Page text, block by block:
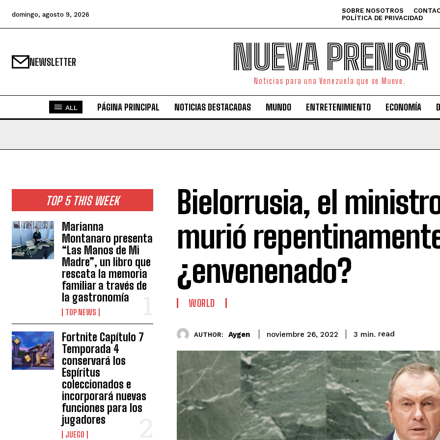
domingo, agosto 9, 2026 SOBRE NOSOTROS
POLÍTICA DE PRIVACIDAD
NEWSLETTER NUEVA PRENSA
Noticias para una Venezuela que se Mueve.
ALL PÁGINA PRINCIPAL NOTICIAS DESTACADAS MUNDO ENTRETENIMIENTO ECONOMÍA
TOP 5 THIS WEEK
Marianna
Montanaro presenta
“Las Manos de Mi
Madre”, un libro que
rescata la memoria
familiar a través de
la gastronomía
TOP NEWS
Fortnite Capítulo 7
Temporada 4
conservará los
Espíritus
coleccionados e
incorporará nuevas
funciones para los
jugadores
JUEGO
Bielorrusia, el
murió
¿envenenado?
WORLD
AUTHOR: Aygen noviembre 26, 2022 3 min. read